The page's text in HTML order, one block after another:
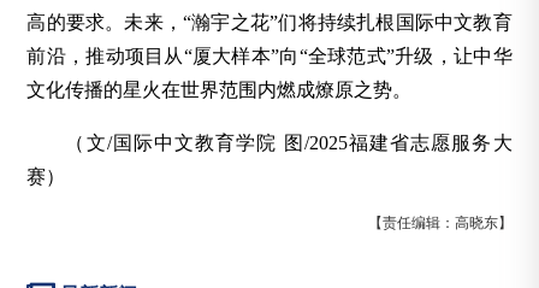
高的要求。未来，“瀚宇之花”们将持续扎根国际中文教育
前沿，推动项目从“厦大样本”向“全球范式”升级，让中华
文化传播的星火在世界范围内燃成燎原之势。
（文/国际中文教育学院 图/2025福建省志愿服务大
赛）
【责任编辑：高晓东】